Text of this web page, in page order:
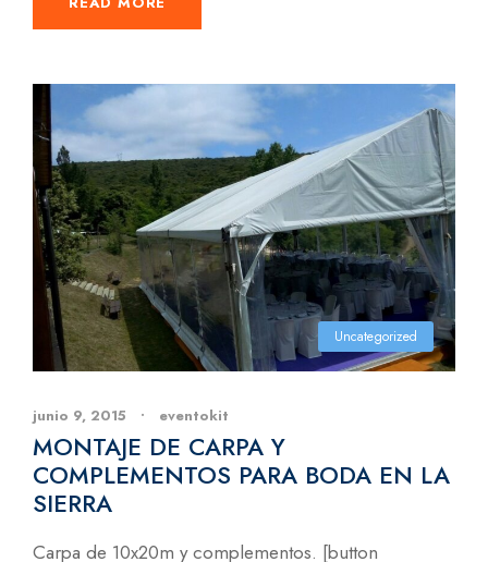
Uncategorized
junio 9, 2015 • eventokit
MONTAJE DE CARPA Y
COMPLEMENTOS PARA BODA EN LA
SIERRA
Carpa de 10x20m y complementos. [button